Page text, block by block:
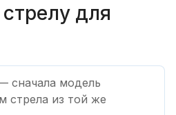
для
сначала модель
стрела из той же